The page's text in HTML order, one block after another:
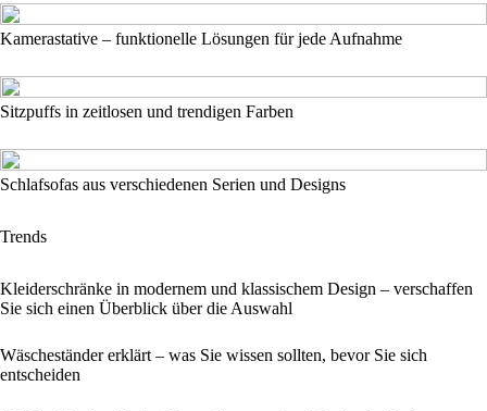
Kamerastative – funktionelle Lösungen für jede Aufnahme
Sitzpuffs in zeitlosen und trendigen Farben
Schlafsofas aus verschiedenen Serien und Designs
Trends
Kleiderschränke in modernem und klassischem Design – verschaffen
Sie sich einen Überblick über die Auswahl
Wäscheständer erklärt – was Sie wissen sollten, bevor Sie sich
entscheiden